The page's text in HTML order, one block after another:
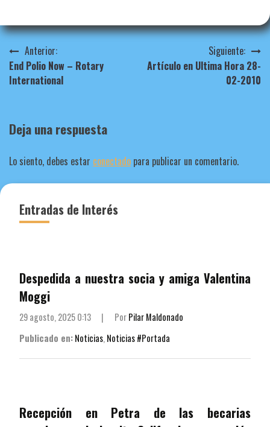
Navegación
de
Anterior:
End Polio Now – Rotary
International
Siguiente:
Artículo en Ultima Hora 28-
02-2010
Deja una respuesta
Lo siento, debes estar conectado para publicar un comentario.
Entradas de Interés
Despedida a nuestra socia y amiga Valentina
Moggi
29 agosto, 2025 0:13 | PorPilar Maldonado
Publicado en:Noticias, Noticias #Portada
Recepción en Petra de las becarias